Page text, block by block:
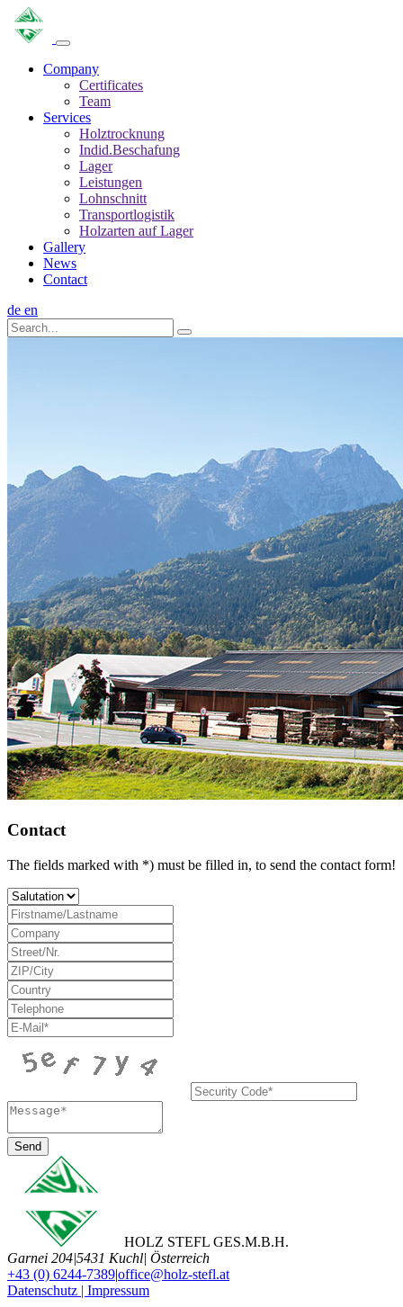
Company
Certificates
Team
Services
Holztrocknung
Indid.Beschafung
Lager
Leistungen
Lohnschnitt
Transportlogistik
Holzarten auf Lager
Gallery
News
Contact
de en
Contact
The fields marked with *) must be filled in, to send the contact form!
Send
HOLZ STEFL GES.M.B.H.
Garnei 204|5431 Kuchl| Österreich
+43 (0) 6244-7389|office@holz-stefl.at
Datenschutz | Impressum